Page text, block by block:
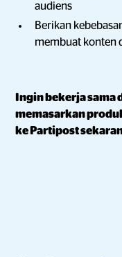
audiens
Berikan
membuat konten
Ingin bekerja sama
memasarkan
ke Partipost